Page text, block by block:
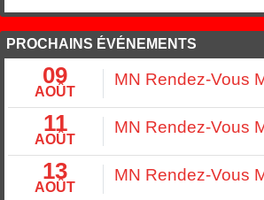
PROCHAINS ÉVÉNEMENTS
09
AOÛT
MN Rendez-Vous
11
AOÛT
MN Rendez-Vous
13
AOÛT
MN Rendez-Vous